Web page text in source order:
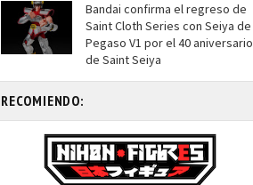
Bandai confirma el regreso de
Saint Cloth Series con Seiya de
Pegaso V1 por el 40 aniversario
de Saint Seiya
RECOMIENDO: